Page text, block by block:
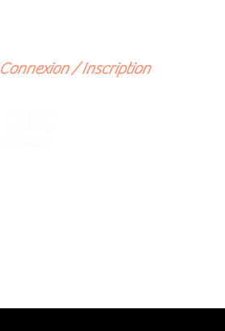
Connexion / Inscription
une communauté de passionnés !